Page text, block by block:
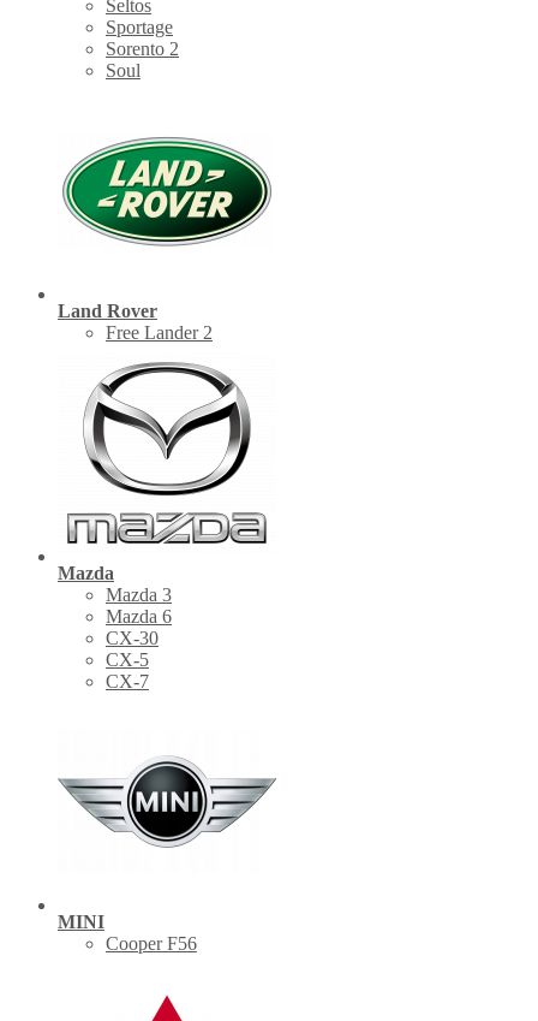
Seltos
Sportage
Sorento 2
Soul
Land Rover
Free Lander 2
Mazda
Mazda 3
Mazda 6
CX-30
СХ-5
CX-7
MINI
Cooper F56